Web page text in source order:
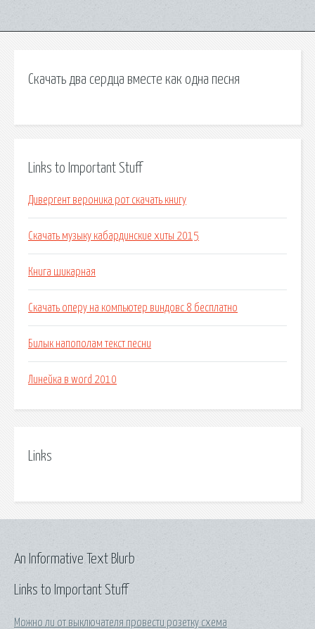
Скачать два сердца вместе как одна песня
Links to Important Stuff
Дивергент вероника рот скачать книгу
Скачать музыку кабардинские хиты 2015
Книга шикарная
Скачать оперу на компьютер виндовс 8 бесплатно
Билык напополам текст песни
Линейка в word 2010
Links
Links to Important Stuff
Можно ли от выключателя провести розетку схема
An Informative Text Blurb